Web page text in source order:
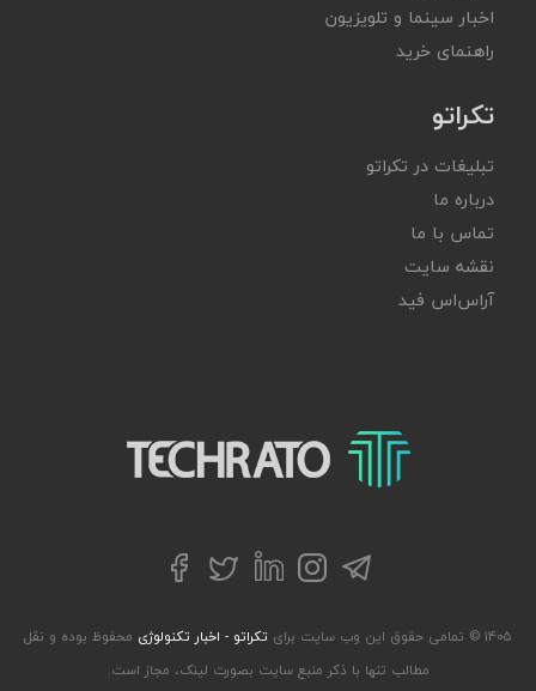
اخبار سینما و تلویزیون
راهنمای خرید
تکراتو
تبلیغات در تکراتو
درباره ما
تماس با ما
نقشه سایت
آر‌اس‌اس فید
تکراتو – زندگی با تکنولوژی
تلگراماینستاگرام
لینکداینتوییترفیسبوک
۱۴۰۵ © تمامی حقوق این وب سایت برای تکراتو - اخبار تکنولوژی محفوظ بوده و نقل
مطالب تنها با ذکر منبع سایت بصورت لینک، مجاز است.